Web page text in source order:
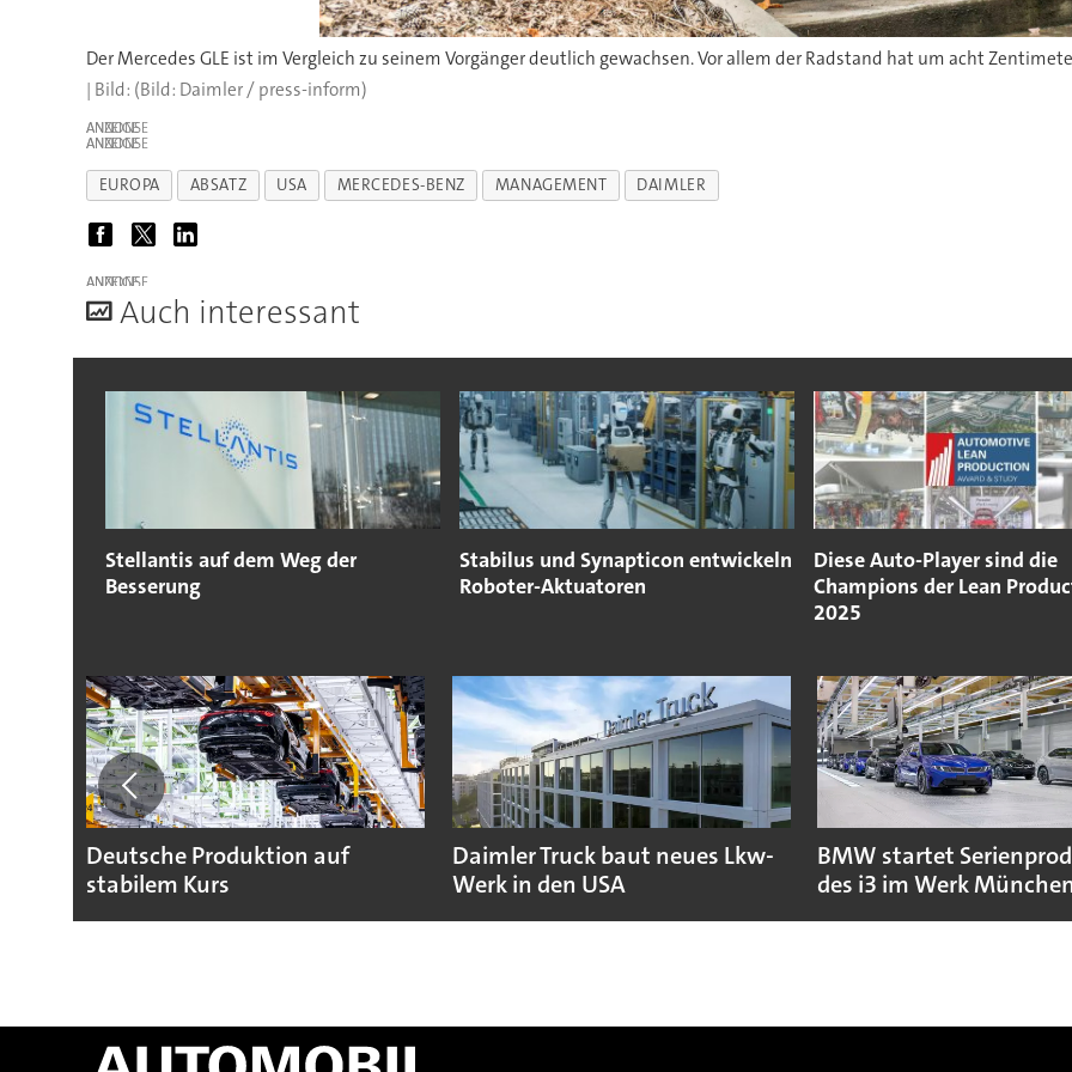
Der Mercedes GLE ist im Vergleich zu seinem Vorgänger deutlich gewachsen. Vor allem der Radstand hat um acht
(Bild: Daimler / press-inform)
ANZEIGE
ANZEIGE
EUROPA ABSATZ USA MERCEDES-BENZ MANAGEMENT DAIMLER
ANZEIGE
Auch interessant
Stellantis auf dem Weg der
Besserung
Stabilus und Synapticon entwickeln
Roboter-Aktuatoren
Diese Auto-Player sind die
Champions der Lean
2025
Deutsche Produktion auf
stabilem Kurs
Daimler Truck baut neues Lkw-
Werk in den USA
BMW startet
des i3 im Werk München